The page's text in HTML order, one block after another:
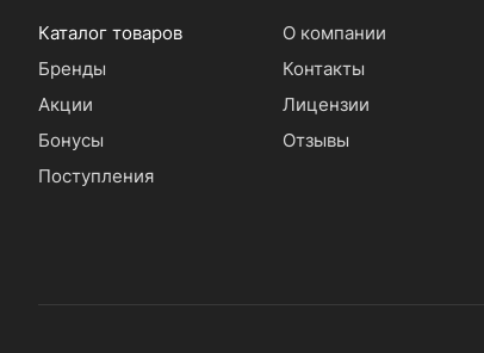
Каталог товаров
Бренды
Акции
Бонусы
Поступления
О компании
Контакты
Лицензии
Отзывы